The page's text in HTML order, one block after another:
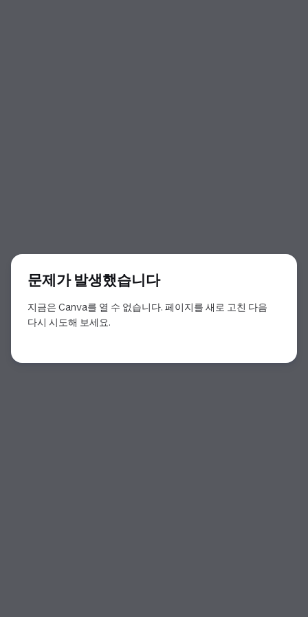
문제가 발생했습니다
지금은 Canva를 열 수 없습니다. 페이지를 새로 고친 다음
다시 시도해 보세요.